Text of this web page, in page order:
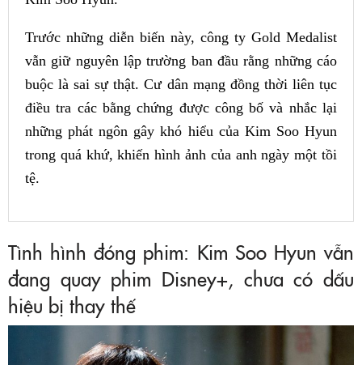
Trước những diễn biến này, công ty Gold Medalist
vẫn giữ nguyên lập trường ban đầu rằng những cáo
buộc là sai sự thật. Cư dân mạng đồng thời liên tục
điều tra các bằng chứng được công bố và nhắc lại
những phát ngôn gây khó hiểu của Kim Soo Hyun
trong quá khứ, khiến hình ảnh của anh ngày một tồi
tệ.
Tình hình đóng phim: Kim Soo Hyun vẫn
đang quay phim Disney+, chưa có dấu
hiệu bị thay thế